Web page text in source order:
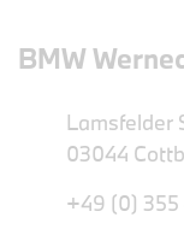
BMW
Lamsfelder
03044
+49 (0)